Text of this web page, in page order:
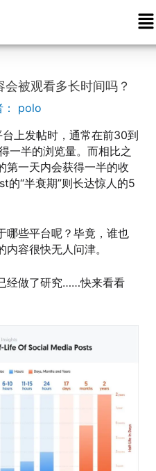
菜
单
被观看多长时间吗？
polo
台上发帖时，通常在前30到
一半的浏览量。而相比之
第一天内会获得一半的收
的“半衰期”则长达惊人的5
哪些平台呢？毕竟，谁也
容很快无人问津。
经做了研究……快来看看